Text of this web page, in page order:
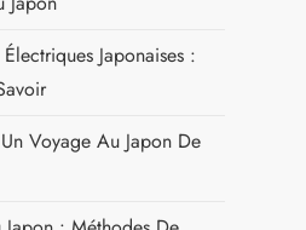
TENDANCES
: Guide Complet Pour
: Estimez Vos